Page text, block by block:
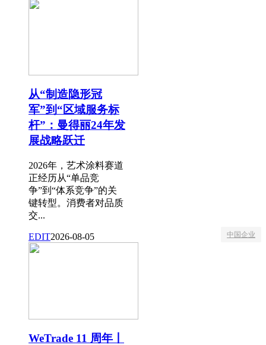
从“制造隐形冠
军”到“区域服务标
杆”：曼得丽24年发
展战略跃迁
2026年，艺术涂料赛道
正经历从“单品竞
争”到“体系竞争”的关
键转型。消费者对品质
交...
EDIT2026-08-05 中国企业
WeTrade 11 周年丨